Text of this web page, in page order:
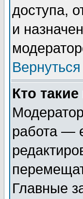
доступа,
и
Кто
работа —
Главные